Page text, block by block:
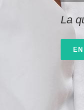
La